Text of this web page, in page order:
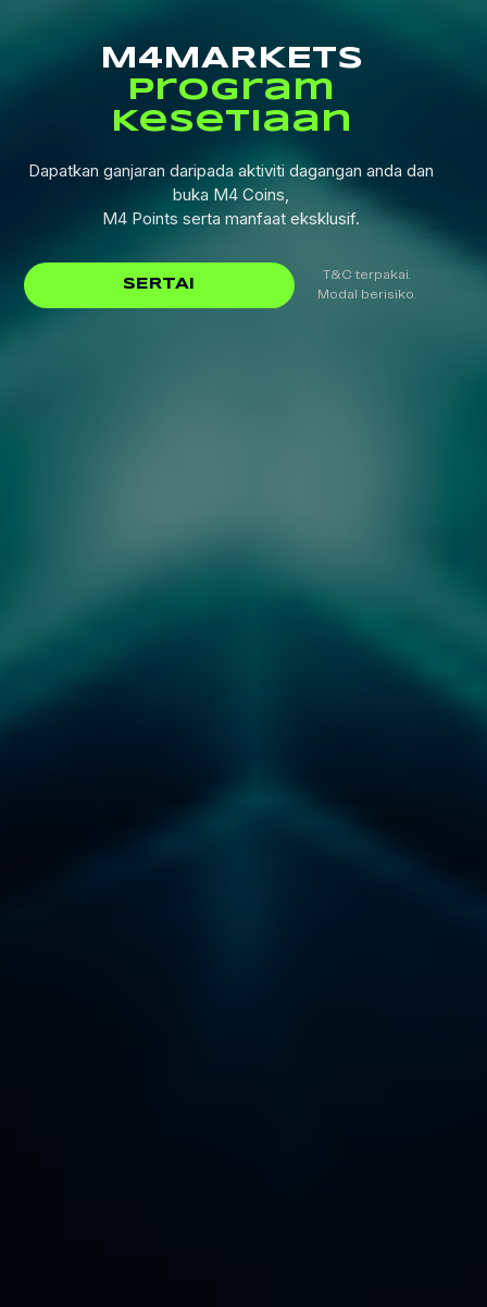
M4MARKETS
Program
Kesetiaan
Dapatkan ganjaran daripada aktiviti dagangan anda dan
buka M4 Coins,
M4 Points serta manfaat eksklusif.
SERTAI
T&C terpakai.
Modal berisiko.